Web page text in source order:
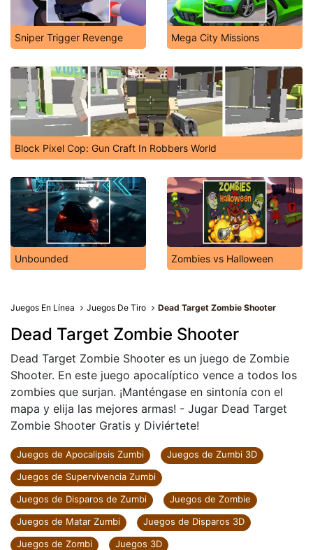
Sniper Trigger Revenge Mega City Missions
Block Pixel Cop: Gun Craft In Robbers World
Unbounded Zombies vs Halloween
Juegos En Línea Juegos De Tiro Dead Target Zombie Shooter
Dead Target Zombie Shooter
Dead Target Zombie Shooter es un juego de Zombie
Shooter. En este juego apocalíptico vence a todos los
zombies que surjan. ¡Manténgase en sintonía con el
mapa y elija las mejores armas! - Jugar Dead Target
Zombie Shooter Gratis y Diviértete!
Juegos de Apocalipsis Zumbi
Juegos de Zumbi 3D
Juegos de Supervivencia Zumbi
Juegos de Disparos de Zumbi
Juegos de Zombie
Juegos de Matar Zumbi
Juegos de Disparos 3D
Juegos de Zombi
Juegos 3D